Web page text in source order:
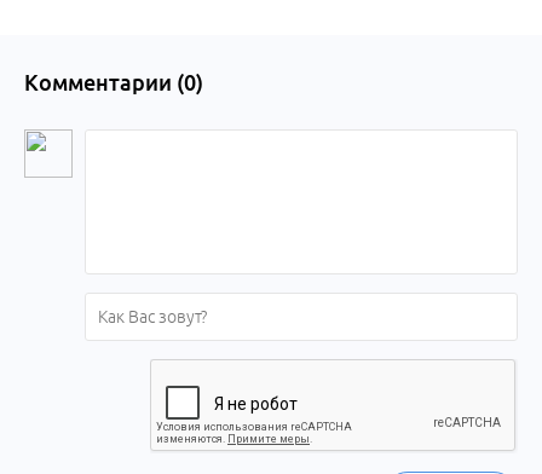
Комментарии (0)